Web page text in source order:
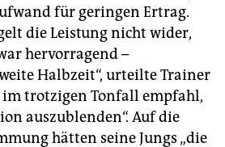
für geringen Ertrag.
die Leistung nicht wider,
hervorragend –
Halbzeit“, urteilte Trainer
im trotzigen Tonfall empfahl,
auszublenden“. Auf die
hätten seine Jungs „die